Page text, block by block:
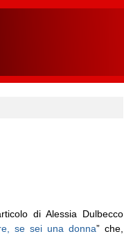
di Alessia Dulbecco
se sei una donna” che,